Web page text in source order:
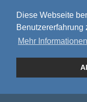
Diese Webseite
Benutzererfahrung
Mehr Informationen
Forensoftware: